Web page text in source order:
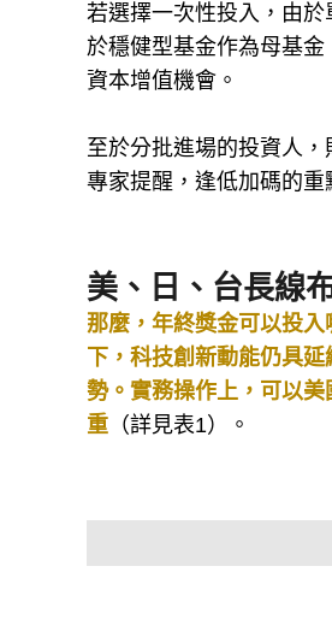
若選擇一次性投入，由
於穩健型基金作為母基
資本增值機會。
至於分批進場的投資人
專家提醒，逢低加碼的
美、日、台長線
那麼，年終獎金可以投
下，科技創新動能仍具
勢。實務操作上，可以
重 （詳見表1）。